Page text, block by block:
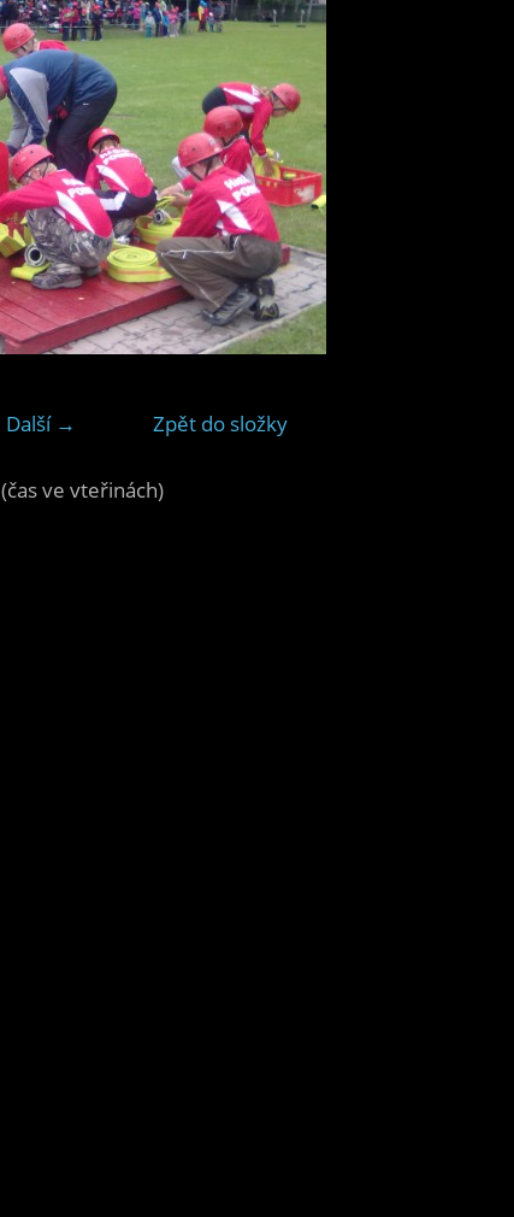
Další → Zpět do složky
(čas ve vteřinách)